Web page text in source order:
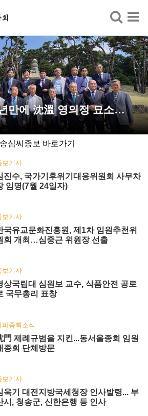
검색
만에 沈溫 영의정 묘소…
심씨종보 바로가기
보기사
진수, 국가기후위기대응위원회 사무차
임명(7월 24일자)
보기사
국유교문화진흥원, 제1차 임원추천위
회 개최…심중근 위원장 선출
보기사
상국립대 심원보 교수, 식품안전 공로
국무총리 표창
파종회소식
門 제례규범을 지킨...동서울종회 임원
종회 단체방문
보기사
욱기 대전지방국세청장 인사발령... 부
시, 청송군, 신한은행 등 인사